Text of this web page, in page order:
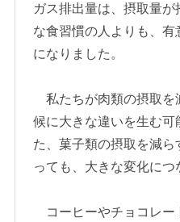
ガス排出量は、摂取量
な食習慣の人よりも、
になりました。
私たちが肉類の摂取を
候に大きな違いを生む可
た、菓子類の摂取を減
っても、大きな変化につ
コーヒーやチョコレー